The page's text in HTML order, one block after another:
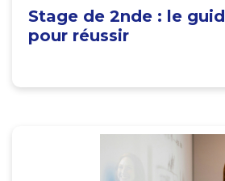
Stage de 2nde : le
pour réussir